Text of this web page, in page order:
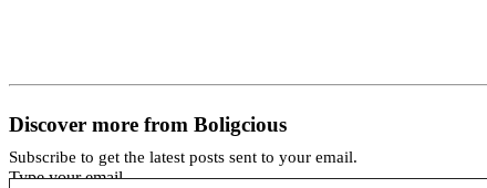
Discover more from Boligcious
Subscribe to get the latest posts sent to your email.
Type your email…